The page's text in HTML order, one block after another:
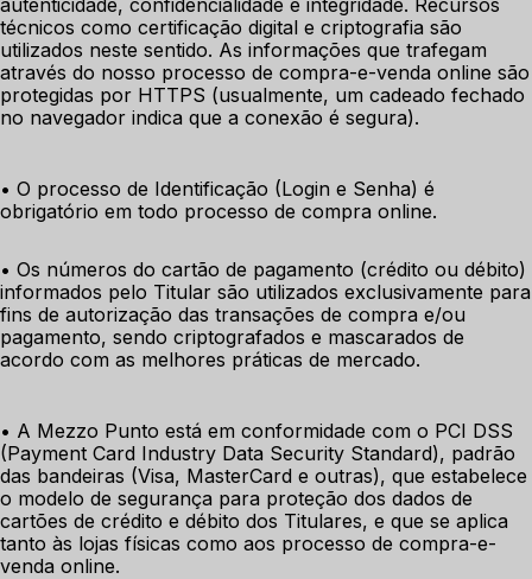
autenticidade, confidencialidade e integridade. Recursos
técnicos como certificação digital e criptografia são
utilizados neste sentido. As informações que trafegam
através do nosso processo de compra-e-venda online são
protegidas por HTTPS (usualmente, um cadeado fechado
no navegador indica que a conexão é segura).
• O processo de Identificação (Login e Senha) é
obrigatório em todo processo de compra online.
• Os números do cartão de pagamento (crédito ou débito)
informados pelo Titular são utilizados exclusivamente para
fins de autorização das transações de compra e/ou
pagamento, sendo criptografados e mascarados de
acordo com as melhores práticas de mercado.
• A Mezzo Punto está em conformidade com o PCI DSS
(Payment Card Industry Data Security Standard), padrão
das bandeiras (Visa, MasterCard e outras), que estabelece
o modelo de segurança para proteção dos dados de
cartões de crédito e débito dos Titulares, e que se aplica
tanto às lojas físicas como aos processo de compra-e-
venda online.